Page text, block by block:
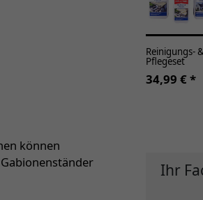
können
Reinigungs- &
Pflegeset
34,99 € *
Ihr